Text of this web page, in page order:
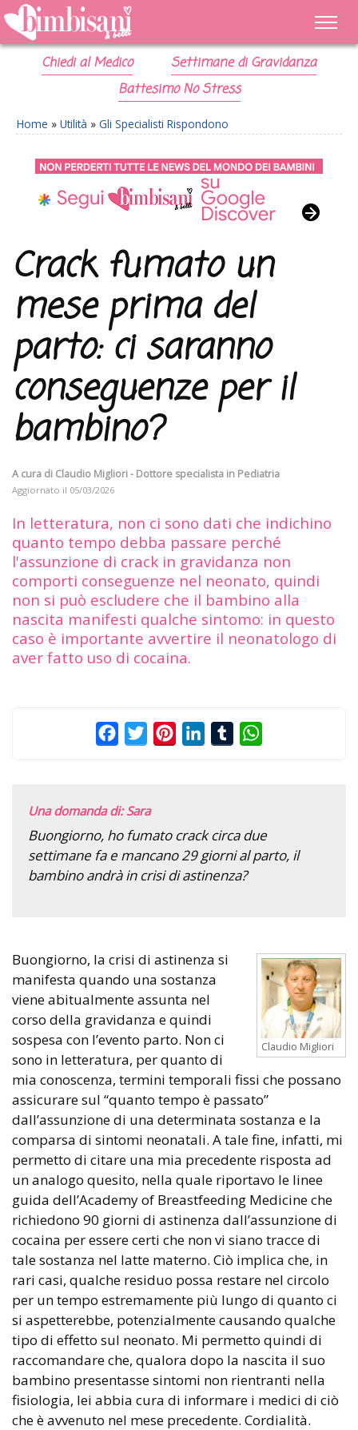
Chiedi al Medico
Settimane di Gravidanza
Battesimo No Stress
Home » Utilità » Gli Specialisti Rispondono
Crack fumato un
mese prima del
parto: ci saranno
conseguenze per il
bambino?
A cura di Claudio Migliori - Dottore specialista in Pediatria
Aggiornato il 05/03/2026
In letteratura, non ci sono dati che indichino
quanto tempo debba passare perché
l'assunzione di crack in gravidanza non
comporti conseguenze nel neonato, quindi
non si può escludere che il bambino alla
nascita manifesti qualche sintomo: in questo
caso è importante avvertire il neonatologo di
aver fatto uso di cocaina.
FacebookTwitterPinterestLinkedInTumblr
Una domanda di: Sara
Buongiorno, ho fumato crack circa due
settimane fa e mancano 29 giorni al parto, il
bambino andrà in crisi di astinenza?
Claudio Migliori
Buongiorno, la crisi di astinenza si
manifesta quando una sostanza
viene abitualmente assunta nel
corso della gravidanza e quindi
sospesa con l’evento parto. Non ci
sono in letteratura, per quanto di
mia conoscenza, termini temporali fissi che possano
assicurare sul “quanto tempo è passato”
dall’assunzione di una determinata sostanza e la
comparsa di sintomi neonatali. A tale fine, infatti, mi
permetto di citare una mia precedente risposta ad
un analogo quesito, nella quale riportavo le linee
guida dell’Academy of Breastfeeding Medicine che
richiedono 90 giorni di astinenza dall’assunzione di
cocaina per essere certi che non vi siano tracce di
tale sostanza nel latte materno. Ciò implica che, in
rari casi, qualche residuo possa restare nel circolo
per un tempo estremamente più lungo di quanto ci
si aspetterebbe, potenzialmente causando qualche
tipo di effetto sul neonato. Mi permetto quindi di
raccomandare che, qualora dopo la nascita il suo
bambino presentasse sintomi non rientranti nella
fisiologia, lei abbia cura di informare i medici di ciò
che è avvenuto nel mese precedente. Cordialità.